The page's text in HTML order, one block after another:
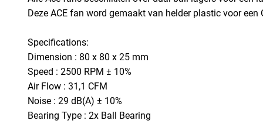
Deze ACE fan word gemaakt van helder plastic voor een
Specifications:
Dimension : 80 x 80 x 25 mm
Speed : 2500 RPM ± 10%
Air Flow : 31,1 CFM
Noise : 29 dB(A) ± 10%
Bearing Type : 2x Ball Bearing